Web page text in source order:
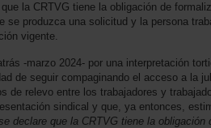
que la CRTVG tiene la obligación de
se produzca una solicitud y la persona
vigente.
-marzo 2024- por una interpretación
de seguir compaginando el acceso a la
de relevo entre los trabajadores y
sindical y que, ya entonces,
declare que la CRTVG tiene la